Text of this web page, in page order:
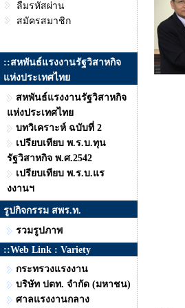
ลืมรหัสผ่าน
สมัครสมาชิก
::สหพันธ์แรงงานรัฐวิสาหกิจ
แห่งประเทศไทย
สหพันธ์แรงงานรัฐวิสาหกิจ
แห่งประเทศไทย
บทวิเคราะห์ ฉบับที่ 2
เปรียบเทียบ พ.ร.บ.ทุน
รัฐวิสาหกิจ พ.ศ.2542
เปรียบเทียบ พ.ร.บ.แร
งงานฯ
รูปกิจกรรม สพร.ท.
รวมรูปภาพ
::Web Link : Variety
กระทรวงแรงงาน
บริษัท ปตท. จำกัด (มหาชน)
ศาลแรงงานกลาง